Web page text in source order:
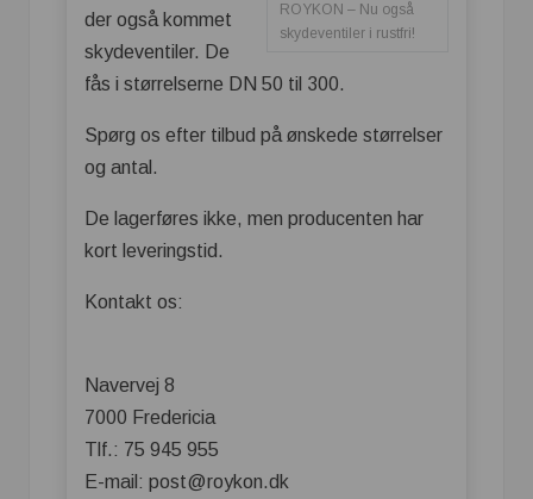
ROYKON – Nu også
skydeventiler i rustfri!
der også kommet
skydeventiler. De
fås i størrelserne DN 50 til 300.
Spørg os efter tilbud på ønskede størrelser
og antal.
De lagerføres ikke, men producenten har
kort leveringstid.
Kontakt os:
Navervej 8
7000 Fredericia
Tlf.: 75 945 955
E-mail: post@roykon.dk